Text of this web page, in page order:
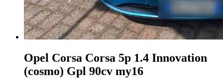
Opel Corsa Corsa 5p 1.4 Innovation
(cosmo) Gpl 90cv my16